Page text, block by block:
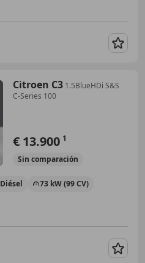
Citroen C3 1.5BlueHDi S&S
C-Series 100
€ 13.900 1
Sin comparación
Diésel 73 kW (99 CV)